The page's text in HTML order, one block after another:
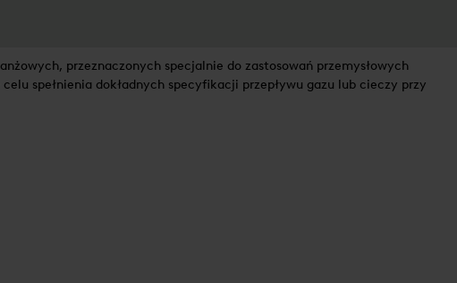
przeznaczonych specjalnie do zastosowań przemysłowych
spełnienia dokładnych specyfikacji przepływu gazu lub cieczy przy